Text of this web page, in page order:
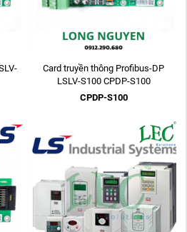
Card truyền thông Profibus-DP
LSLV-S100 CPDP-S100
CPDP-S100